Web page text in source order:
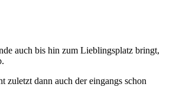
auch bis hin zum Lieblingsplatz bringt,
zuletzt dann auch der eingangs schon